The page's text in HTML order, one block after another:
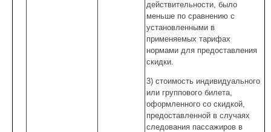
действительности, было
меньше по сравнению с
установленными в
применяемых тарифах
нормами для предоставления
скидки.
3) стоимость индивидуального
или группового билета,
оформленного со скидкой,
предоставленной в случаях
следования пассажиров в